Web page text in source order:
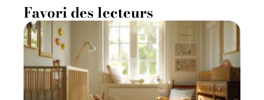
Favori des lecteurs